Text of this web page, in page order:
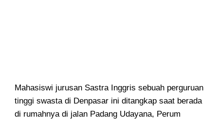
Mahasiswi jurusan Sastra Inggris sebuah perguruan
tinggi swasta di Denpasar ini ditangkap saat berada
di rumahnya di jalan Padang Udayana, Perum